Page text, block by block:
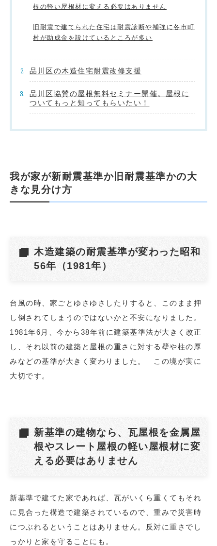
根の軽い屋根材に変える必要はありません
旧耐震で建てられた住宅は耐震診断や補強に各市町
村が助成金を設けているところが多い
品川区の木造住宅耐震改修支援
品川区協賛の屋根無料セミナー開催。屋根に
ついてもっと知ってもらいたい！
我が家が新耐震基準か旧耐震基準かの大
きな見分け方
木造建築の耐震基準が変わった昭和
56年（1981年）
台風の時、家ごとゆさゆさしたりすると、このまま押
し倒されてしまうのではないかと不安になりました。
1981年6月、今から38年前に建築基準法が大きく改正
し、それ以前の建築と屋根の重さに対する壁や柱の厚
みなどの基準が大きく変わりました。 この境が実に
大切です。
新基準の建物なら、瓦屋根を金属屋
根やスレート屋根の軽い屋根材に変
える必要はありません
新基準で建てた家であれば、瓦がいくら重くてもそれ
に見合った構造で建築されているので、重みで災害時
につぶれるということはありません。反対に重さでし
っかりと家を守ることにも。